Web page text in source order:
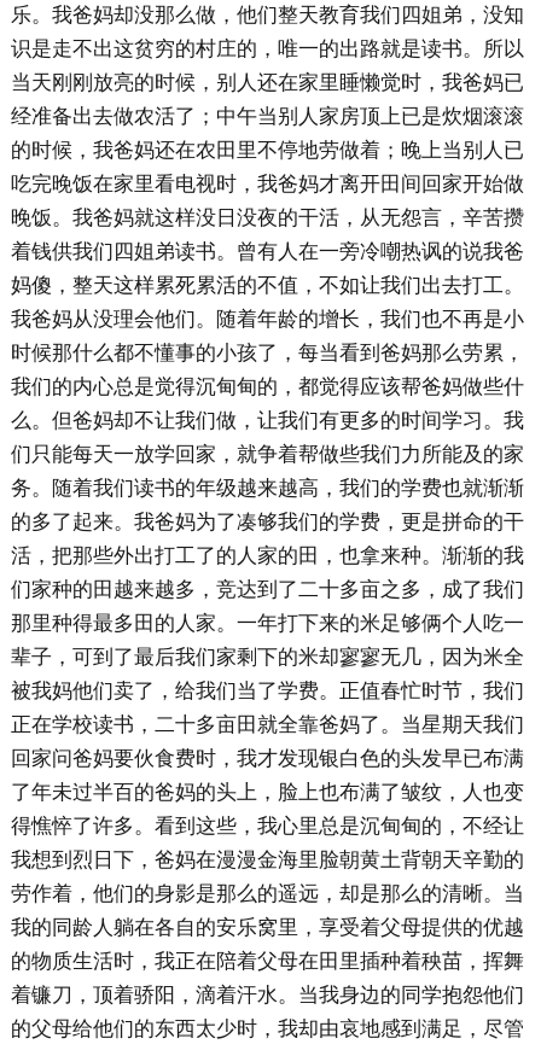
乐。我爸妈却没那么做，他们整天教育我们四姐弟，没知
识是走不出这贫穷的村庄的，唯一的出路就是读书。所以
当天刚刚放亮的时候，别人还在家里睡懒觉时，我爸妈已
经准备出去做农活了；中午当别人家房顶上已是炊烟滚滚
的时候，我爸妈还在农田里不停地劳做着；晚上当别人已
吃完晚饭在家里看电视时，我爸妈才离开田间回家开始做
晚饭。我爸妈就这样没日没夜的干活，从无怨言，辛苦攒
着钱供我们四姐弟读书。曾有人在一旁冷嘲热讽的说我爸
妈傻，整天这样累死累活的不值，不如让我们出去打工。
我爸妈从没理会他们。随着年龄的增长，我们也不再是小
时候那什么都不懂事的小孩了，每当看到爸妈那么劳累，
我们的内心总是觉得沉甸甸的，都觉得应该帮爸妈做些什
么。但爸妈却不让我们做，让我们有更多的时间学习。我
们只能每天一放学回家，就争着帮做些我们力所能及的家
务。随着我们读书的年级越来越高，我们的学费也就渐渐
的多了起来。我爸妈为了凑够我们的学费，更是拼命的干
活，把那些外出打工了的人家的田，也拿来种。渐渐的我
们家种的田越来越多，竞达到了二十多亩之多，成了我们
那里种得最多田的人家。一年打下来的米足够俩个人吃一
辈子，可到了最后我们家剩下的米却寥寥无几，因为米全
被我妈他们卖了，给我们当了学费。正值春忙时节，我们
正在学校读书，二十多亩田就全靠爸妈了。当星期天我们
回家问爸妈要伙食费时，我才发现银白色的头发早已布满
了年未过半百的爸妈的头上，脸上也布满了皱纹，人也变
得憔悴了许多。看到这些，我心里总是沉甸甸的，不经让
我想到烈日下，爸妈在漫漫金海里脸朝黄土背朝天辛勤的
劳作着，他们的身影是那么的遥远，却是那么的清晰。当
我的同龄人躺在各自的安乐窝里，享受着父母提供的优越
的物质生活时，我正在陪着父母在田里插种着秧苗，挥舞
着镰刀，顶着骄阳，滴着汗水。当我身边的同学抱怨他们
的父母给他们的东西太少时，我却由哀地感到满足，尽管